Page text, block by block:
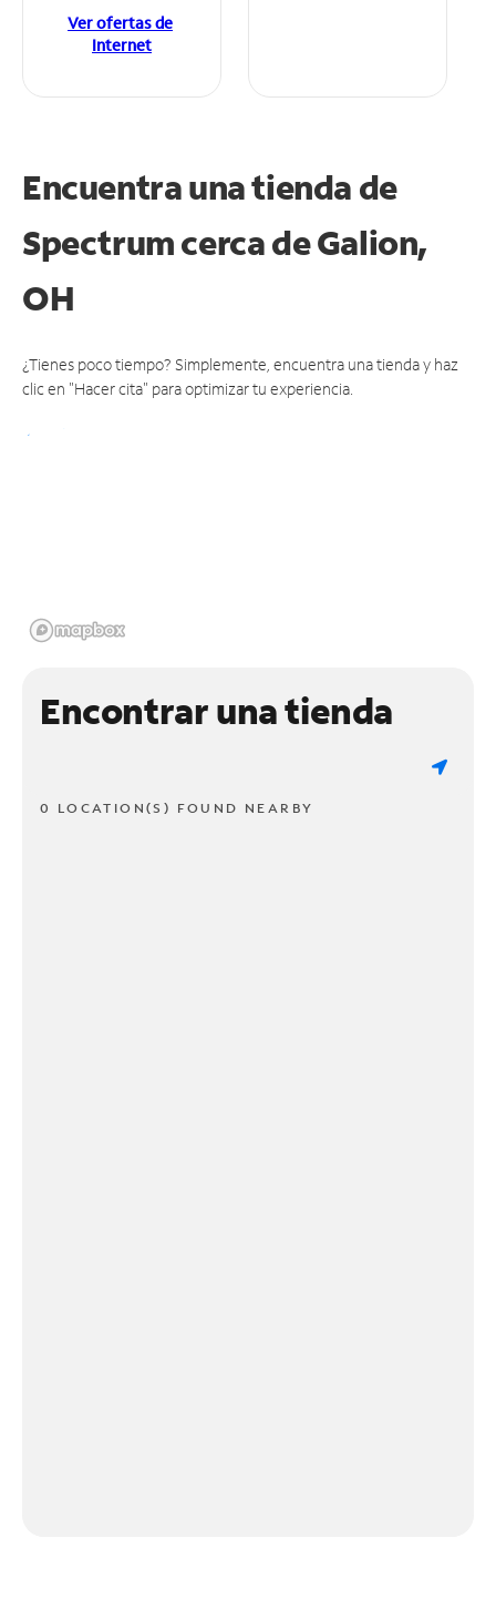
Ver ofertas de
Internet
Encuentra una tienda de
Spectrumcerca de Galion,
OH
¿Tienes poco tiempo? Simplemente, encuentra una tienda y haz
clic en "Hacer cita" para optimizar tu experiencia.
Encontrar una tienda
0 LOCATION(S) FOUND NEARBY